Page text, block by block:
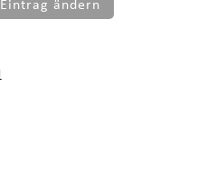
Eintrag ändern